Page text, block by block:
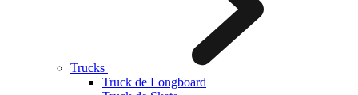
Trucks
Truck de Longboard